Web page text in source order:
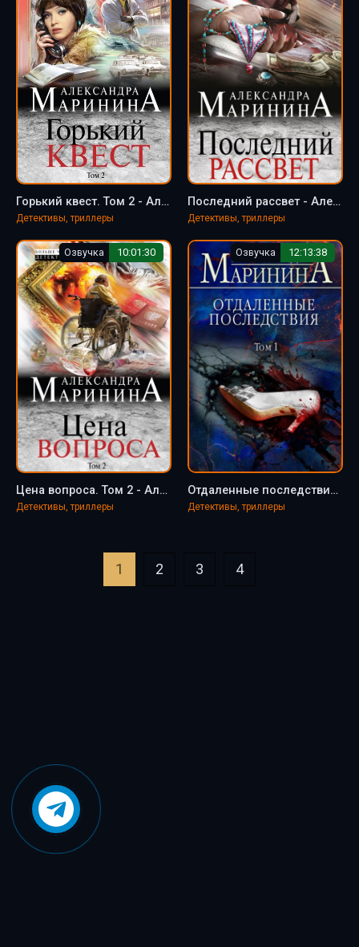
Горький квест. Том 2 - Александра Маринина
Детективы, триллеры
Последний рассвет - Александра Маринина
Детективы, триллеры
Озвучка 10:01:30
Цена вопроса. Том 2 - Александра Маринина
Детективы, триллеры
Озвучка 12:13:38
Отдаленные последствия. Том 1 - Александра Маринина
Детективы, триллеры
1 2 3 4